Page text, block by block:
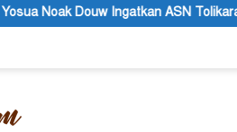
Tolikara Tidak Mudah Terima